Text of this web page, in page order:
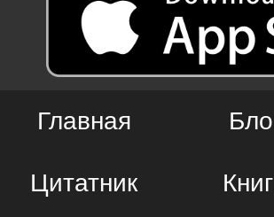
Главная
Цитатник